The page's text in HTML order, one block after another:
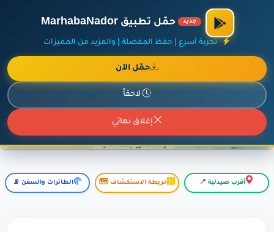
أضف نشاطك مجاناً
جديد حمّل تطبيق MarhabaNador
تجربة أسرع | حفظ المفضلة | والمزيد من المميزات
حمّل الآن
لاحقاً
إغلاق نهائي
إعلان ممول المزيد حول هذا الإعلان
أقرب صيدلية 📍 خريطة الاستكشاف 🗺️ الطائرات والسفن 📡